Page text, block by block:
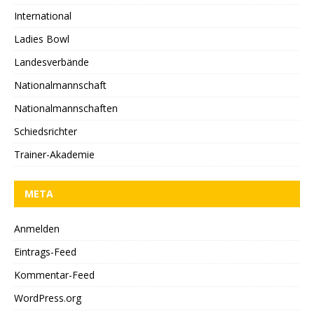
International
Ladies Bowl
Landesverbände
Nationalmannschaft
Nationalmannschaften
Schiedsrichter
Trainer-Akademie
META
Anmelden
Eintrags-Feed
Kommentar-Feed
WordPress.org